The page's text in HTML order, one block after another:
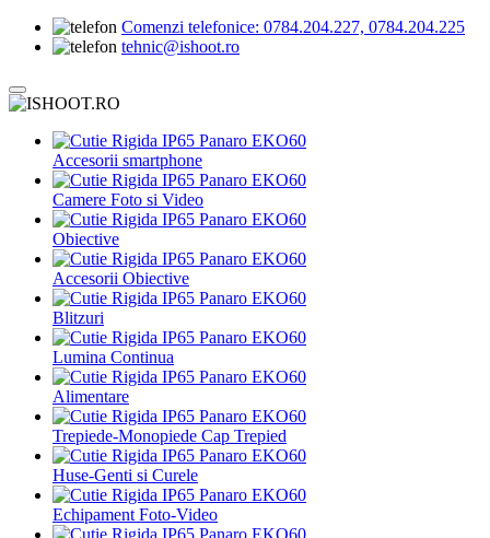
Comenzi telefonice: 0784.204.227, 0784.204.225
tehnic@ishoot.ro
Accesorii smartphone
Camere Foto si Video
Obiective
Accesorii Obiective
Blitzuri
Lumina Continua
Alimentare
Trepiede-Monopiede Cap Trepied
Huse-Genti si Curele
Echipament Foto-Video